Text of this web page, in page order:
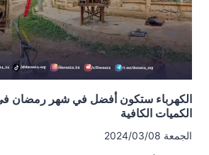
الكهرباء ستكون أفضل في شهر رمضان
الكميات الكافية
الجمعة 2024/03/08